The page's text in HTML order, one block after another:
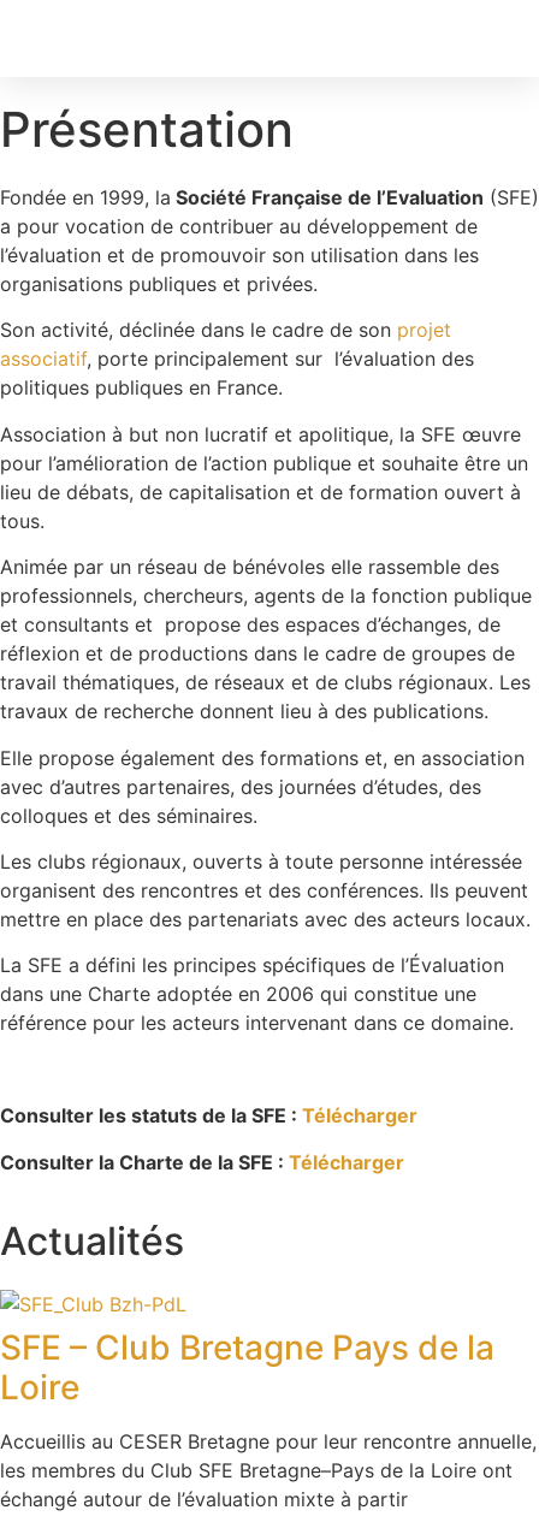
Présentation
Fondée en 1999, la Société Française de l’Evaluation (SFE)
a pour vocation de contribuer au développement de
l’évaluation et de promouvoir son utilisation dans les
organisations publiques et privées.
Son activité, déclinée dans le cadre de son projet
associatif, porte principalement sur l’évaluation des
politiques publiques en France.
Association à but non lucratif et apolitique, la SFE œuvre
pour l’amélioration de l’action publique et souhaite être un
lieu de débats, de capitalisation et de formation ouvert à
tous.
Animée par un réseau de bénévoles elle rassemble des
professionnels, chercheurs, agents de la fonction publique
et consultants et propose des espaces d’échanges, de
réflexion et de productions dans le cadre de groupes de
travail thématiques, de réseaux et de clubs régionaux. Les
travaux de recherche donnent lieu à des publications.
Elle propose également des formations et, en association
avec d’autres partenaires, des journées d’études, des
colloques et des séminaires.
Les clubs régionaux, ouverts à toute personne intéressée
organisent des rencontres et des conférences. Ils peuvent
mettre en place des partenariats avec des acteurs locaux.
La SFE a défini les principes spécifiques de l’Évaluation
dans une Charte adoptée en 2006 qui constitue une
référence pour les acteurs intervenant dans ce domaine.
Consulter les statuts de la SFE : Télécharger
Consulter la Charte de la SFE : Télécharger
Actualités
SFE – Club Bretagne Pays de la
Loire
Accueillis au CESER Bretagne pour leur rencontre annuelle,
les membres du Club SFE Bretagne–Pays de la Loire ont
échangé autour de l’évaluation mixte à partir